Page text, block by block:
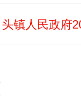
镇人民政府